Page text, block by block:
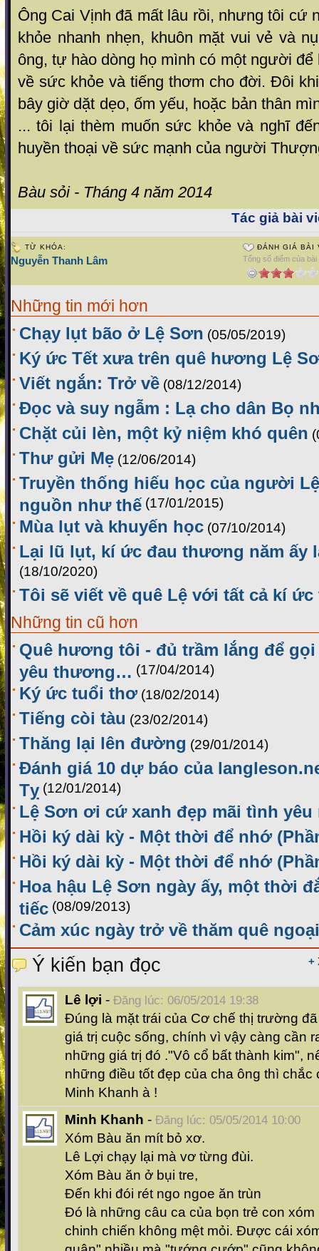
Ông Cai Vịnh đã mất lâu rồi, nhưng tôi cứ
khỏe nhanh nhẹn, khuôn mặt vui vẻ và
ông, tự hào dòng họ mình có một người để
về sức khỏe và tiếng thơm cho đời. Đôi
bây giờ dặt dẹo, ốm yếu, hoặc bản thân
... tôi lại thèm muốn sức khỏe và nghĩ
huyền thoại về sức mạnh của người
Bàu sỏi - Tháng 4 năm 2014
Tác giả bài
TỪ KHÓA:
Nguyễn Thanh Lâm
ĐÁNH GIÁ BÀI
Tổng số điểm của
Những tin mới hơn
Chạy lụt bão ở Lệ Sơn (05/05/2019)
Ký ức Tết xưa trên quê hương Lệ
Viết ngắn: Trở về (08/12/2014)
Đọc và suy ngẫm : Lạ cho dân Bọ
Chặt củi lèn, một kỷ niệm khó quên
Thư gửi Mẹ (12/06/2014)
Truyền thống hiếu học của người
nguồn như thế (17/01/2015)
Mùa lụt và khuyến học (07/10/2014)
Lại lũ lụt, kí ức đau thương năm ấy
(18/10/2020)
Tôi sẽ viết về quê Lệ với tất cả kí
Những tin cũ hơn
Quê hương tôi - đủ trầm lắng để
yêu thương… (17/04/2014)
Ký ức tuổi thơ (18/02/2014)
Tiếng còi tàu (23/02/2014)
Thăng lại lên đường (29/01/2014)
Đánh giá 10 dự báo của
Tỵ (12/01/2014)
Lệ Sơn ơi cứ xanh đẹp mãi tình yêu
Hồi ký dài kỳ - Một thời để nhớ
Hồi ký dài kỳ - Một thời để nhớ
Hoa hậu Lệ Sơn ngày ấy, một thời
tiếc (08/09/2013)
Cảm xúc ngày trở về thăm quê ngoại
+
Ý kiến bạn đọc
Lê lợi - Đăng lúc: 06/05/2014 19:38
Đúng là mặt trái của Cơ chế thị trường
giá trị cuộc sống, chính vì vậy càng cần
những giá trị đó ."Vô cổ bất thành kim",
những điều tốt đẹp của cha ông thì chắc
Minh Khanh à !
Minh Khanh - Đăng lúc: 05/05/2014 10:00
Xóm Bàu ăn mít bỏ xơ.
Lê Lợi chạy lại mà vơ từng đùi.
Xóm Bàu ăn ở bụi tre,
Đến khi đói rét ngo ngoe ăn trùn
Đó là những câu ca của bọn trẻ con
chinh chiến không mệt mỏi. Được cái